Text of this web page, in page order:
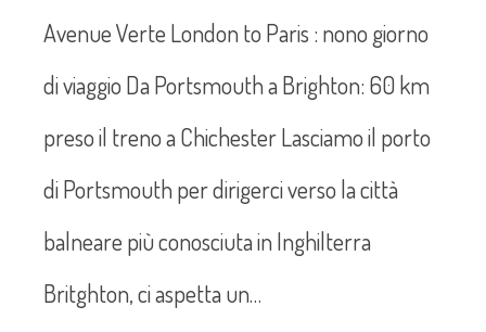
Avenue Verte London to Paris : nono giorno
di viaggio Da Portsmouth a Brighton: 60 km
preso il treno a Chichester Lasciamo il porto
di Portsmouth per dirigerci verso la città
balneare più conosciuta in Inghilterra
Britghton, ci aspetta un…